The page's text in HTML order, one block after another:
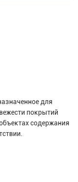
для
покрытий
содержания